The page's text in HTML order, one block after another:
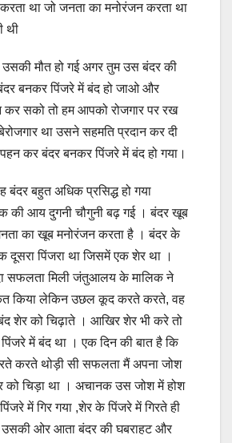
था जो जनता का मनोरंजन करता था
थी
मौत हो गई अगर तुम उस बंदर की
बनकर पिंजरे में बंद हो जाओ और
कर सको तो हम आपको रोजगार पर रख
था उसने सहमति प्रदान कर दी
कर बंदर बनकर पिंजरे में बंद हो गया।
बंदर बहुत अधिक प्रसिद्ध हो गया
आय दुगनी चौगुनी बढ़ गई । बंदर खूब
का खूब मनोरंजन करता है । बंदर के
दूसरा पिंजरा था जिसमें एक शेर था ।
सफलता मिली जंतुआलय के मालिक ने
किया लेकिन उछल कूद करते करते, वह
शेर को चिढ़ाते । आखिर शेर भी करे तो
पिंजरे में बंद था । एक दिन की बात है कि
करते थोड़ी सी सफलता मैं अपना जोश
को चिड़ा था । अचानक उस जोश में होश
में गिर गया ,शेर के पिंजरे में गिरते ही
उसकी ओर आता बंदर की घबराहट और